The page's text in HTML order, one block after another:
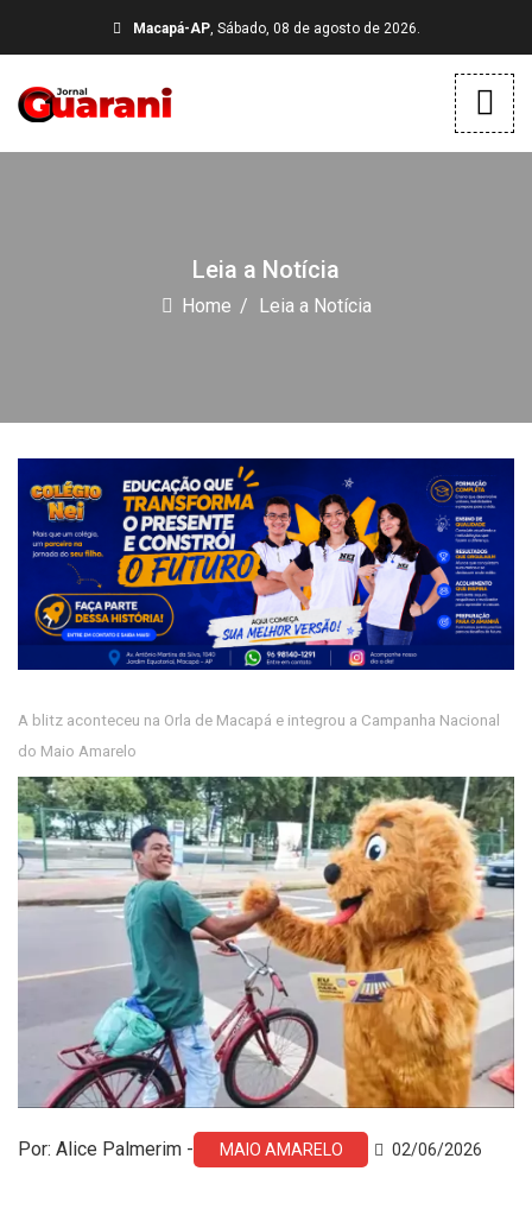
Macapá-AP, Sábado, 08 de agosto de 2026.
Leia a Notícia
Home Leia a Notícia
A blitz aconteceu na Orla de Macapá e integrou a Campanha Nacional
do Maio Amarelo
Por: Alice Palmerim - MAIO AMARELO 02/06/2026